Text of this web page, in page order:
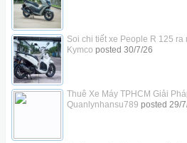
Soi chi tiết xe People R 125 ra
Kymco posted 30/7/26
Thuê Xe Máy TPHCM Giải
Quanlynhansu789 posted 29/